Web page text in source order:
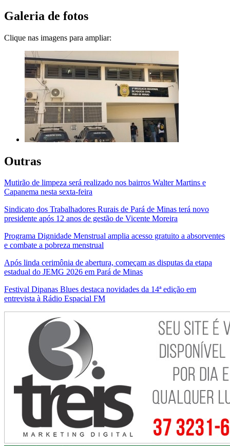
Galeria de fotos
Clique nas imagens para ampliar:
Outras
Mutirão de limpeza será realizado nos bairros Walter Martins e
Capanema nesta sexta-feira
Sindicato dos Trabalhadores Rurais de Pará de Minas terá novo
presidente após 12 anos de gestão de Vicente Moreira
Programa Dignidade Menstrual amplia acesso gratuito a absorventes
e combate a pobreza menstrual
Após linda cerimônia de abertura, começam as disputas da etapa
estadual do JEMG 2026 em Pará de Minas
Festival Dipanas Blues destaca novidades da 14ª edição em
entrevista à Rádio Espacial FM